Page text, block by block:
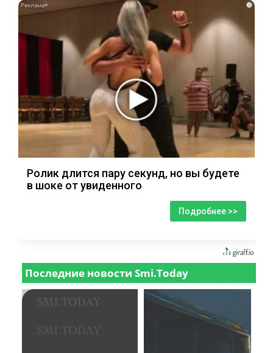
i
Ролик длится пару секунд, но вы будете
в шоке от увиденного
Подробнее >>